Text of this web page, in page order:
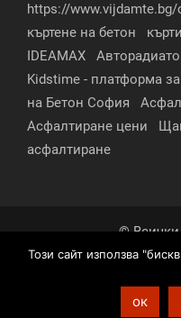
https://www.vijdamte.bg/
къртене на бетон
IDEAMAX
Kidstime - платформа
на Бетон София
Асфалтиране цени
асфалтиране
© Всички
За нас
Контакти
Условия
Този сайт използва
ок